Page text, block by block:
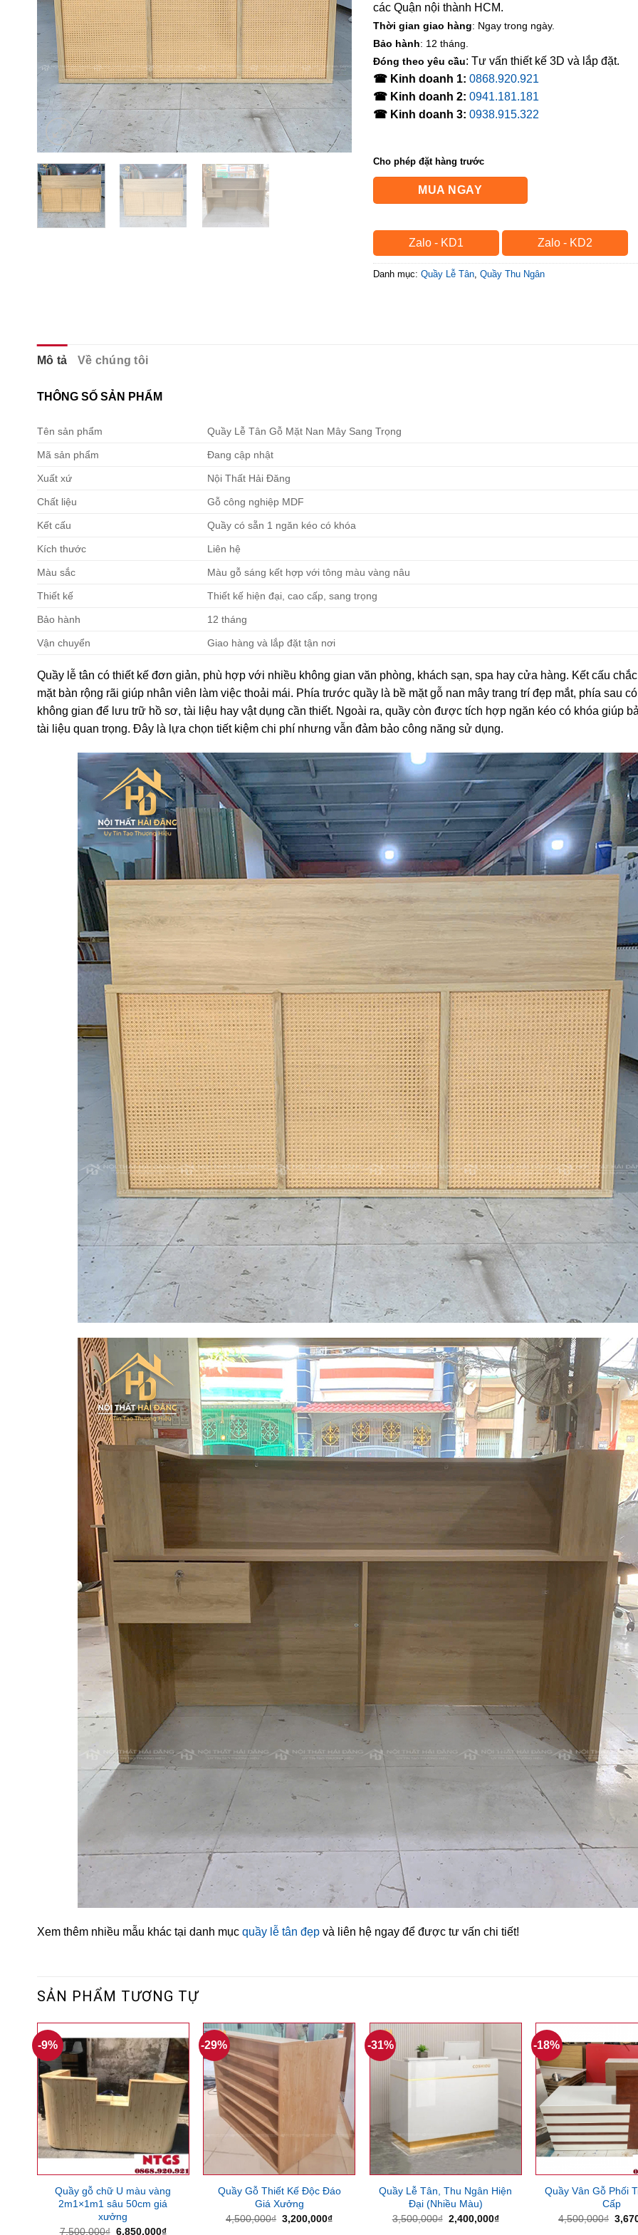
các Quận nội thành HCM.
Thời gian giao hàng: Ngay trong ngày.
Bảo hành: 12 tháng.
Đóng theo yêu cầu: Tư vấn thiết kế 3D và lắp đặt.
☎ Kinh doanh 1: 0868.920.921
☎ Kinh doanh 2: 0941.181.181
☎ Kinh doanh 3: 0938.915.322
Cho phép đặt hàng trước
MUA NGAY
Zalo - KD1 Zalo - KD2
Danh mục: Quầy Lễ Tân Quầy Thu Ngân
Mô tả Về chúng tôi
THÔNG SỐ SẢN PHẨM
Tên sản phẩm Quầy Lễ Tân Gỗ Mặt Nan Mây Sang Trọng
Mã sản phẩm Đang cập nhật
Xuất xứ Nội Thất Hải Đăng
Chất liệu Gỗ công nghiệp MDF
Kết cấu Quầy có sẵn 1 ngăn kéo có khóa
Kích thước Liên hệ
Màu sắc Màu gỗ sáng kết hợp với tông màu vàng nâu
Thiết kế Thiết kế hiện đại, cao cấp, sang trọng
Bảo hành 12 tháng
Vận chuyển Giao hàng và lắp đặt tận nơi
Quầy lễ tân có thiết kế đơn giản, phù hợp với nhiều không gian văn phòng, khách sạn, spa hay cửa hàng. Kết cấu
mặt bàn rộng rãi giúp nhân viên làm việc thoải mái. Phía trước quầy là bề mặt gỗ nan mây trang trí đẹp mắt, phía sau
không gian để lưu trữ hồ sơ, tài liệu hay vật dụng cần thiết. Ngoài ra, quầy còn được tích hợp ngăn kéo có khóa giúp
tài liệu quan trọng. Đây là lựa chọn tiết kiệm chi phí nhưng vẫn đảm bảo công năng sử dụng.
Xem thêm nhiều mẫu khác tại danh mục quầy lễ tân đẹp và liên hệ ngay để được tư vấn chi tiết!
SẢN PHẨM TƯƠNG TỰ
-9%
Quầy gỗ chữ U màu vàng
2m1×1m1 sâu 50cm giá
xưởng
7,500,000₫ Giá
6,850,000₫Giá
-29%
Quầy Gỗ Thiết Kế Độc Đáo
Giá Xưởng
4,500,000₫ Giá
3,200,000₫Giá
-31%
Quầy Lễ Tân, Thu Ngân Hiện
Đại (Nhiều Màu)
3,500,000₫ Giá
2,400,000₫Giá
-18%
Quầy Vân Gỗ Phối
Cấp
4,500,000₫ Giá